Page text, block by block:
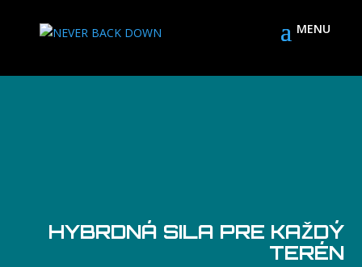
HYBRDNÁ SILA PRE KAŽDÝ
TERÉN